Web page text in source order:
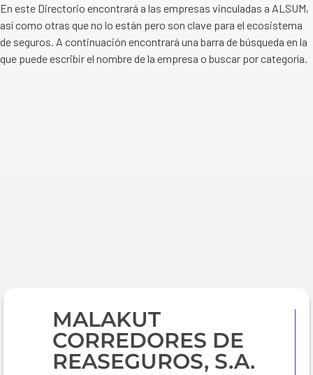
En este Directorio encontrará a las empresas vinculadas a ALSUM,
así como otras que no lo están pero son clave para el ecosistema
de seguros. A continuación encontrará una barra de búsqueda en la
que puede escribir el nombre de la empresa o buscar por categoría.
MALAKUT
CORREDORES DE
REASEGUROS, S.A.